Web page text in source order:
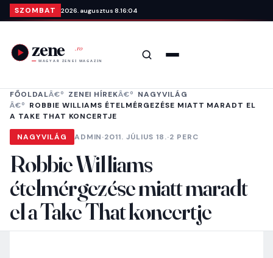
Ugrás a tartalomra
SZOMBAT 2026. augusztus 8. 16:04
Keresés
FŐOLDAL ZENEI HÍREK
NAGYVILÁG
ROBBIE WILLIAMS ÉTELMÉRGEZÉSE MIATT MARADT EL
A TAKE THAT KONCERTJE
NAGYVILÁG ADMIN·2011. JÚLIUS 18.·2 PERC
Robbie Williams
ételmérgezése miatt maradt
el a Take That koncertje